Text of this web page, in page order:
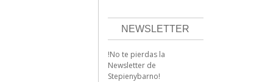
NEWSLETTER
!No te pierdas la
Newsletter de
Stepienybarno!